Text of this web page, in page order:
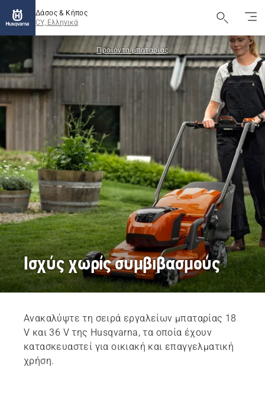
Δάσος & Κήπος
CY, Ελληνικά
Προϊόντα μπαταρίας
Ισχύς χωρίς συμβιβασμούς
Ανακαλύψτε τη σειρά εργαλείων μπαταρίας 18
V και 36 V της Husqvarna, τα οποία έχουν
κατασκευαστεί για οικιακή και επαγγελματική
χρήση.